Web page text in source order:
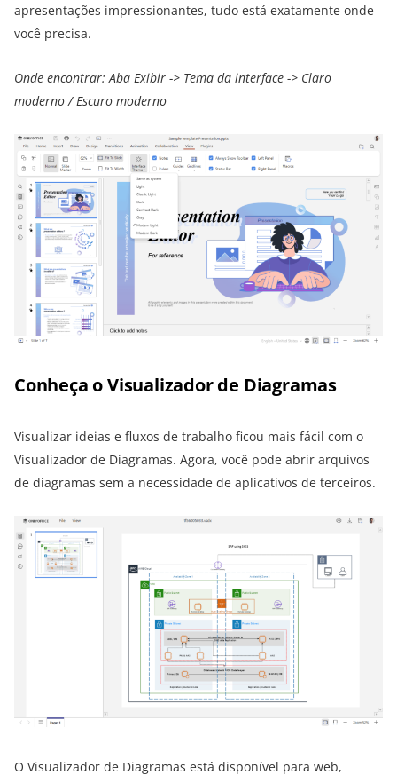
apresentações impressionantes, tudo está exatamente onde
você precisa.
Onde encontrar: Aba Exibir -> Tema da interface -> Claro
moderno / Escuro moderno
Conheça o Visualizador de Diagramas
Visualizar ideias e fluxos de trabalho ficou mais fácil com o
Visualizador de Diagramas. Agora, você pode abrir arquivos
de diagramas sem a necessidade de aplicativos de terceiros.
O Visualizador de Diagramas está disponível para web,